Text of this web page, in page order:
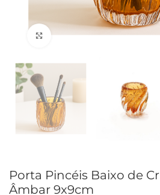
Clique para ampliar
Porta Pincéis Baixo de
Âmbar 9x9cm